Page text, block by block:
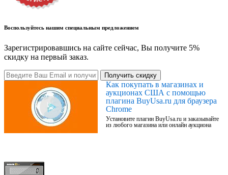
Воспользуйтесь нашим специальным предложением
Зарегистрировавшись на сайте сейчас, Вы получите 5%
скидку на первый заказ.
Получить скидку
Как покупать в магазинах и
аукционах США с помощью
плагина BuyUsa.ru для браузера
Chrome
Установите плагин BuyUsa.ru и заказывайте
из любого магазина или онлайн аукциона